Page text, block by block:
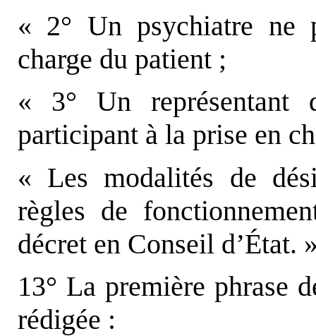
« 2° Un psychiatre ne
charge du patient ;
« 3° Un représentant
participant à la prise en
« Les modalités de
règles de
décret en Conseil d’État.
13° La première phrase
rédigée :